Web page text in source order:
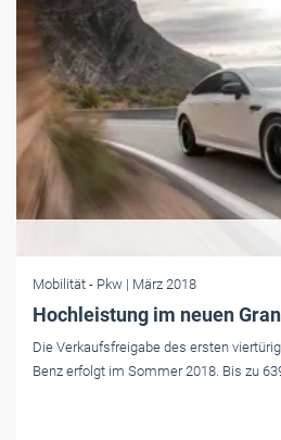
Mobilität - Pkw | März 2018
Hochleistung im neuen
Die Verkaufsfreigabe des ersten
Benz erfolgt im Sommer 2018. Bis zu